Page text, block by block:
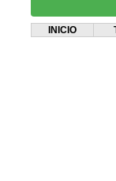
INICIO